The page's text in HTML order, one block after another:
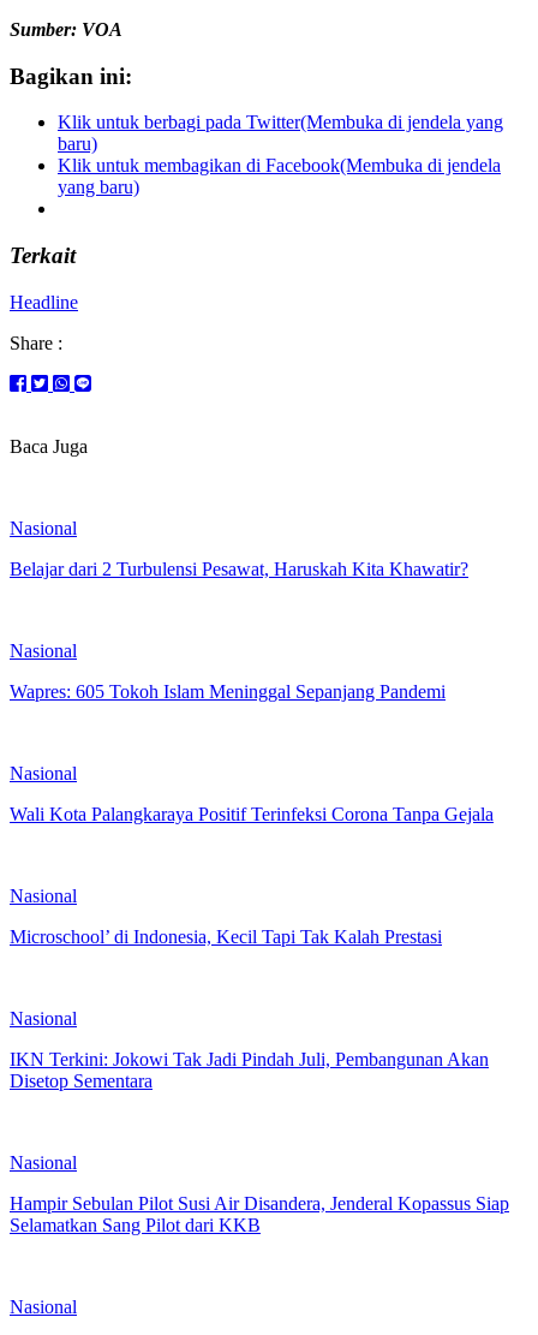
Sumber: VOA
Bagikan ini:
Klik untuk berbagi pada Twitter(Membuka di jendela yang
baru)
Klik untuk membagikan di Facebook(Membuka di jendela
yang baru)
Terkait
Headline
Share :
Baca Juga
Nasional
Belajar dari 2 Turbulensi Pesawat, Haruskah Kita Khawatir?
Nasional
Wapres: 605 Tokoh Islam Meninggal Sepanjang Pandemi
Nasional
Wali Kota Palangkaraya Positif Terinfeksi Corona Tanpa Gejala
Nasional
Microschool’ di Indonesia, Kecil Tapi Tak Kalah Prestasi
Nasional
IKN Terkini: Jokowi Tak Jadi Pindah Juli, Pembangunan Akan
Disetop Sementara
Nasional
Hampir Sebulan Pilot Susi Air Disandera, Jenderal Kopassus Siap
Selamatkan Sang Pilot dari KKB
Nasional